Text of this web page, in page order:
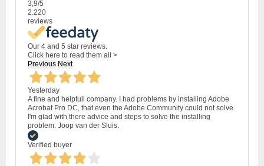
3,9/5
2.220
reviews
Our 4 and 5 star reviews.
Click here to read them all >
Previous Next
Yesterday
A fine and helpfull company. I had problems by installing Adobe
Acrobat Pro DC, that even the Adobe Community could not solve.
I'm glad with there advice and steps to solve the installing
problem. Joop van der Sluis.
Verified buyer